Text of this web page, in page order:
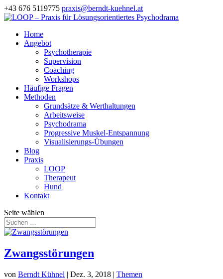
+43 676 5119775 praxis@berndt-kuehnel.at
Home
Angebot
Psychotherapie
Supervision
Coaching
Workshops
Häufige Fragen
Methoden
Grundsätze & Werthaltungen
Arbeitsweise
Psychodrama
Progressive Muskel-Entspannung
Visualisierungs-Übungen
Blog
Praxis
LOOP
Therapeut
Hund
Kontakt
Seite wählen
Zwangsstörungen
von Berndt Kühnel | Dez. 3, 2018 | Themen